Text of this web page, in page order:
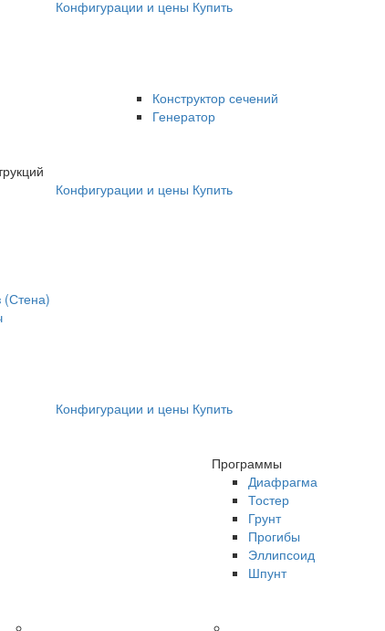
Конфигурации и цены Купить
Конструктор сечений
Генератор
Конфигурации и цены Купить
(Стена)
Конфигурации и цены Купить
Программы
Диафрагма
Тостер
Грунт
Прогибы
Эллипсоид
Шпунт